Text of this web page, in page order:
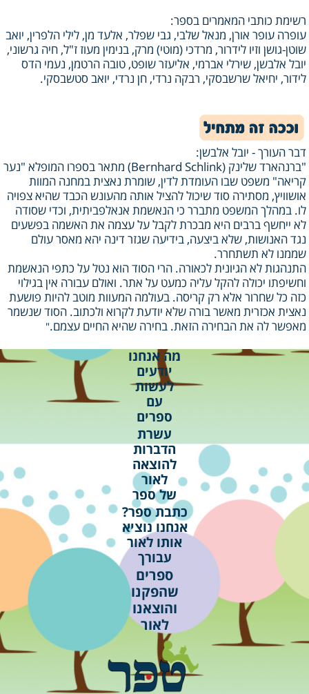
רשימת כותבי המאמרים בספר:
עופרה עופר אורן, מנאל שלבי, גבי שפלר, אלעד מן, לילי הלפרין, יואב
שוטן-גושן וזיו לידרור, מרדכי (מוטי) מרק, בנימין מעוז ז"ל, חיה גרשוני,
יובל אלבשן, שירלי אברמי, אליעזר שופט, טובה הרטמן, נעמי הדס
לידור, יחיאל שרשבסקי, רבקה נרדי, חן נרדי, יואב סטשבסקי.
דבר העורך - יובל אלבשן:
"ברנהארד שלינק (Bernhard Schlink) מתאר בספרו המופלא "נער
קריאה" משפט שבו העומדת לדין, שומרת נאצית במחנה המוות
אושוויץ, מסתירה סוד שיכול להציל אותה מהעונש הכבד שהיא צפויה
לו. במהלך המשפט מתברר כי הנאשמת אנאלפביתית, וכדי שסודה
לא ייחשף ברבים היא מבכרת לקבל על עצמה את האשמה בפשעים
נגד האנושות, שלא ביצעה, בידיעה שגזר דינה יהא מאסר עולם
שממנו לא תשתחרר.
התנהגות לא הגיונית לכאורה. הרי הסוד הוא נטל על כתפי הנאשמת
וחשיפתו יכולה להקל עליה כמעט על אתר. ואולם עבורה אין בגילוי
כזה כל שחרור אלא רק קריסה. בעולמה המעוות מוטב להיות פושעת
נאצית אכזרית מאשר בורה שלא יודעת לקרוא ולכתוב. הסוד שנשמר
מאפשר לה את הבחירה הזאת. בחירה שהיא החיים עצמם."
כתבת ספר?
אנחנו נוציא
אותו לאור
עבורך
מה אנחנו
יודעים
לעשות
עם
ספרים
ספרים
שהפקנו
והוצאנו
לאור
עשרת
הדברות
להוצאה
לאור
של ספר